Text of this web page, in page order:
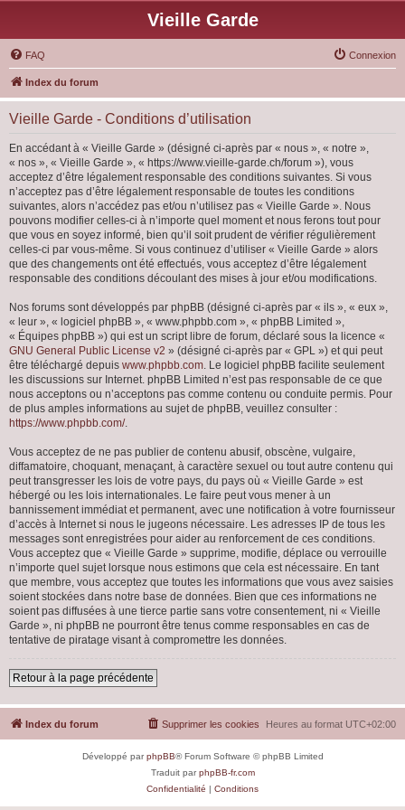
Vieille Garde
FAQ Connexion
Index du forum
Vieille Garde - Conditions d’utilisation
En accédant à « Vieille Garde » (désigné ci-après par « nous », « notre »,
« nos », « Vieille Garde », « https://www.vieille-garde.ch/forum »), vous
acceptez d’être légalement responsable des conditions suivantes. Si vous
n’acceptez pas d’être légalement responsable de toutes les conditions
suivantes, alors n’accédez pas et/ou n’utilisez pas « Vieille Garde ». Nous
pouvons modifier celles-ci à n’importe quel moment et nous ferons tout pour
que vous en soyez informé, bien qu’il soit prudent de vérifier régulièrement
celles-ci par vous-même. Si vous continuez d’utiliser « Vieille Garde » alors
que des changements ont été effectués, vous acceptez d’être légalement
responsable des conditions découlant des mises à jour et/ou modifications.
Nos forums sont développés par phpBB (désigné ci-après par « ils », « eux »,
« leur », « logiciel phpBB », « www.phpbb.com », « phpBB Limited »,
« Équipes phpBB ») qui est un script libre de forum, déclaré sous la licence «
GNU General Public License v2 » (désigné ci-après par « GPL ») et qui peut
être téléchargé depuis www.phpbb.com. Le logiciel phpBB facilite seulement
les discussions sur Internet. phpBB Limited n’est pas responsable de ce que
nous acceptons ou n’acceptons pas comme contenu ou conduite permis. Pour
de plus amples informations au sujet de phpBB, veuillez consulter :
https://www.phpbb.com/.
Vous acceptez de ne pas publier de contenu abusif, obscène, vulgaire,
diffamatoire, choquant, menaçant, à caractère sexuel ou tout autre contenu qui
peut transgresser les lois de votre pays, du pays où « Vieille Garde » est
hébergé ou les lois internationales. Le faire peut vous mener à un
bannissement immédiat et permanent, avec une notification à votre fournisseur
d’accès à Internet si nous le jugeons nécessaire. Les adresses IP de tous les
messages sont enregistrées pour aider au renforcement de ces conditions.
Vous acceptez que « Vieille Garde » supprime, modifie, déplace ou verrouille
n’importe quel sujet lorsque nous estimons que cela est nécessaire. En tant
que membre, vous acceptez que toutes les informations que vous avez saisies
soient stockées dans notre base de données. Bien que ces informations ne
soient pas diffusées à une tierce partie sans votre consentement, ni « Vieille
Garde », ni phpBB ne pourront être tenus comme responsables en cas de
tentative de piratage visant à compromettre les données.
Retour à la page précédente
Index du forum Heures au format UTC+02:00
Supprimer les cookies
Développé parphpBB® Forum Software © phpBB Limited
Traduit parphpBB-fr.com
Confidentialité | Conditions